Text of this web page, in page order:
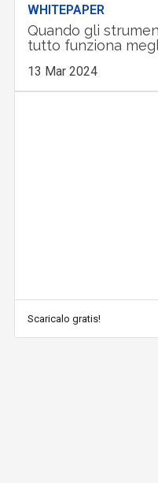
WHITEPAPER
Quando gli
tutto funziona
13 Mar 2024
Scaricalo gratis!